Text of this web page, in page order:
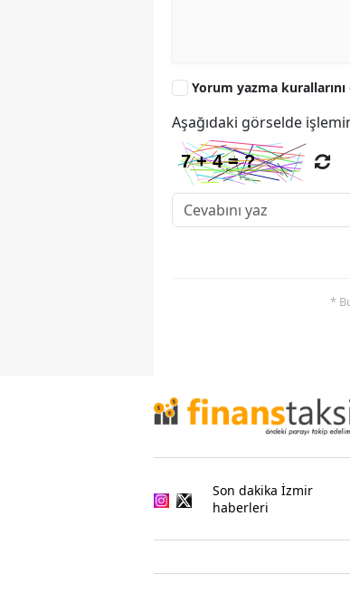
Yorum yazma kurallarını
Aşağıdaki görselde
*
Son dakika İzmir
haberleri